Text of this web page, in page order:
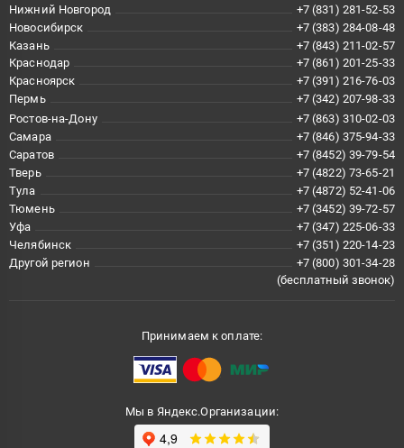
Нижний Новгород
+7 (831) 281-52-53
Новосибирск
+7 (383) 284-08-48
Казань
+7 (843) 211-02-57
Краснодар
+7 (861) 201-25-33
Красноярск
+7 (391) 216-76-03
Пермь
+7 (342) 207-98-33
Ростов-на-Дону
+7 (863) 310-02-03
Самара
+7 (846) 375-94-33
Саратов
+7 (8452) 39-79-54
Тверь
+7 (4822) 73-65-21
Тула
+7 (4872) 52-41-06
Тюмень
+7 (3452) 39-72-57
Уфа
+7 (347) 225-06-33
Челябинск
+7 (351) 220-14-23
Другой регион
+7 (800) 301-34-28
(бесплатный звонок)
Принимаем к оплате:
Мы в Яндекс.Организации: